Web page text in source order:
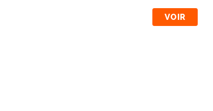
VOIR